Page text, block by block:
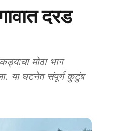
दरड
मोठा भाग
या घटनेत संपूर्ण कुटुंब